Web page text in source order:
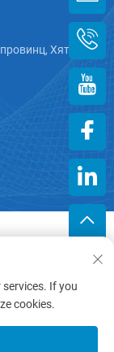
Хятад
Пластик
бодлого
If you
cookies.